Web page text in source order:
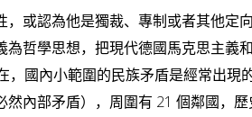
，或認為他是獨裁、專制或者其他定
為哲學思想，把現代德國馬克思主義
，國內小範圍的民族矛盾是經常出現
然內部矛盾），周圍有 21 個鄰國，